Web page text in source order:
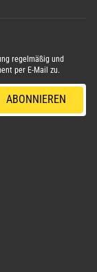
regelmäßig und
per E-Mail zu.
ABONNIEREN